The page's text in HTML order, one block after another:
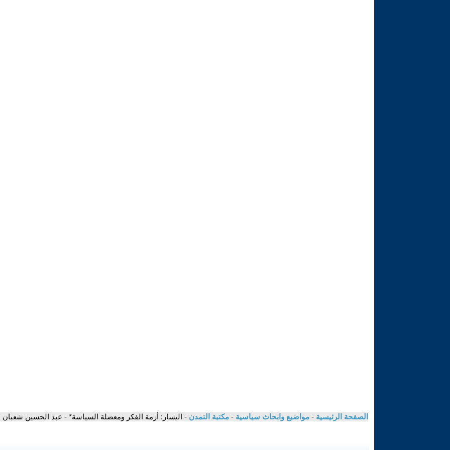
الصفحة الرئيسية - مواضيع وابحاث سياسية - مكتبة التمدن - اليسار: أزمة الفكر ومعضلة السياسة* - عبد الحسين شعبان